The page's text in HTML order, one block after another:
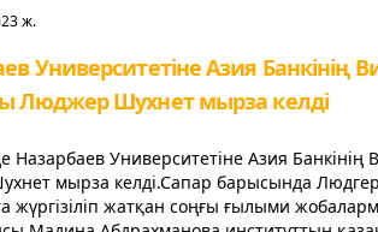
ж.
Университетіне Азия Банкінің
Люджер Шухнет мырза келді
Назарбаев Университетіне Азия
мырза келді.Сапар барысында
жүргізіліп жатқан соңғы ғылыми